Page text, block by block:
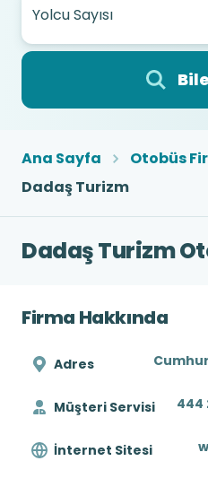
Yolcu Sayısı
Ana Sayfa
Otobüs
Dadaş Turizm
Dadaş Turizm
Firma Hakkında
Adres
Müşteri Servisi 444
İnternet Sitesi